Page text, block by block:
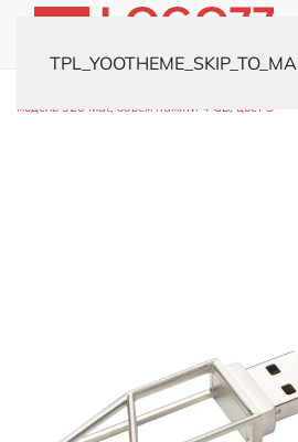
модель 326 Mat, объем памяти 4 GB, цвет S